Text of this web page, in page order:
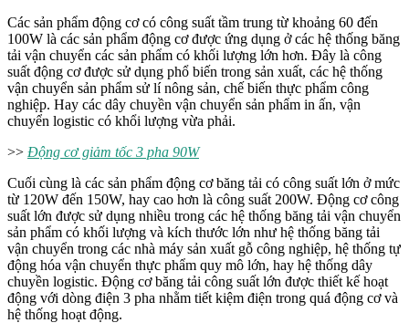
Các sản phẩm động cơ có công suất tầm trung từ khoảng 60 đến
100W là các sản phẩm động cơ được ứng dụng ở các hệ thống băng
tải vận chuyển các sản phẩm có khối lượng lớn hơn. Đây là công
suất động cơ được sử dụng phổ biến trong sản xuất, các hệ thống
vận chuyển sản phẩm sử lí nông sản, chế biến thực phẩm công
nghiệp. Hay các dây chuyền vận chuyển sản phẩm in ấn, vận
chuyển logistic có khổi lượng vừa phải.
>> Động cơ giảm tốc 3 pha 90W
Cuối cùng là các sản phẩm động cơ băng tải có công suất lớn ở mức
từ 120W đến 150W, hay cao hơn là công suất 200W. Động cơ công
suất lớn được sử dụng nhiều trong các hệ thống băng tải vận chuyển
sản phẩm có khối lượng và kích thước lớn như hệ thống băng tải
vận chuyển trong các nhà máy sản xuất gỗ công nghiệp, hệ thống tự
động hóa vận chuyển thực phẩm quy mô lớn, hay hệ thống dây
chuyền logistic. Động cơ băng tải công suất lớn được thiết kế hoạt
động với dòng điện 3 pha nhằm tiết kiệm điện trong quá động cơ và
hệ thống hoạt động.